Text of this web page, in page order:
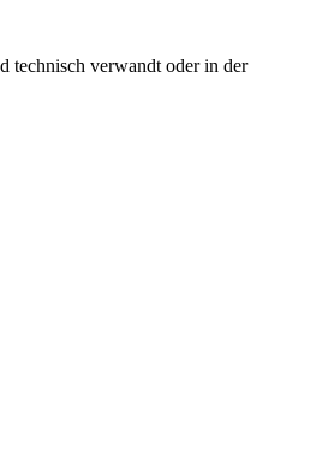
technisch verwandt oder in der